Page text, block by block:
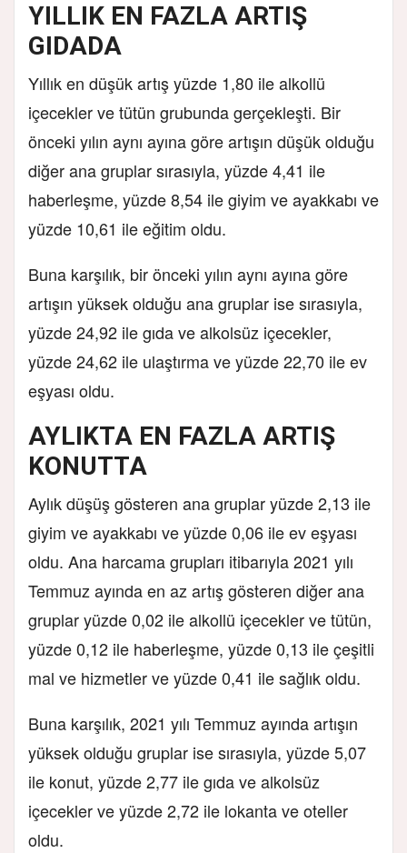
YILLIK EN FAZLA ARTIŞ
GIDADA
Yıllık en düşük artış yüzde 1,80 ile alkollü
içecekler ve tütün grubunda gerçekleşti. Bir
önceki yılın aynı ayına göre artışın düşük olduğu
diğer ana gruplar sırasıyla, yüzde 4,41 ile
haberleşme, yüzde 8,54 ile giyim ve ayakkabı ve
yüzde 10,61 ile eğitim oldu.
Buna karşılık, bir önceki yılın aynı ayına göre
artışın yüksek olduğu ana gruplar ise sırasıyla,
yüzde 24,92 ile gıda ve alkolsüz içecekler,
yüzde 24,62 ile ulaştırma ve yüzde 22,70 ile ev
eşyası oldu.
AYLIKTA EN FAZLA ARTIŞ
KONUTTA
Aylık düşüş gösteren ana gruplar yüzde 2,13 ile
giyim ve ayakkabı ve yüzde 0,06 ile ev eşyası
oldu. Ana harcama grupları itibarıyla 2021 yılı
Temmuz ayında en az artış gösteren diğer ana
gruplar yüzde 0,02 ile alkollü içecekler ve tütün,
yüzde 0,12 ile haberleşme, yüzde 0,13 ile çeşitli
mal ve hizmetler ve yüzde 0,41 ile sağlık oldu.
Buna karşılık, 2021 yılı Temmuz ayında artışın
yüksek olduğu gruplar ise sırasıyla, yüzde 5,07
ile konut, yüzde 2,77 ile gıda ve alkolsüz
içecekler ve yüzde 2,72 ile lokanta ve oteller
oldu.